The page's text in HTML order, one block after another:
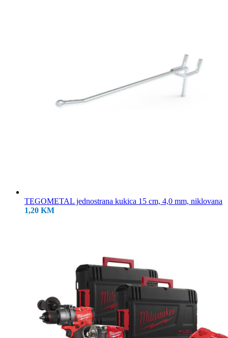
TEGOMETAL jednostrana kukica 15 cm, 4,0 mm, niklovana
1,20 KM